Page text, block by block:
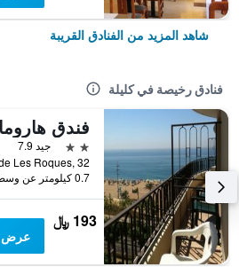
شاهد المزيد من الفنادق القريبة
فنادق رخيصة في كليلة
فندق
2 نجمتين
جيد 7.9
0.7 كيلومتر عن وسط المدينة
193 ﷼
عرض